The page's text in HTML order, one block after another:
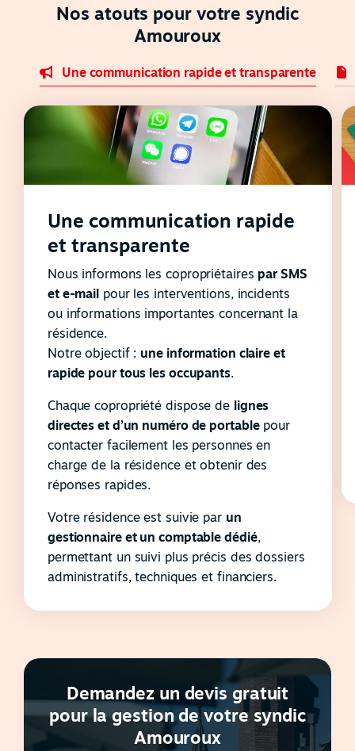
Nos atouts pour votre syndic
Amouroux
Une communication rapide et transparente
Une communication rapide
et transparente
Nous informons les copropriétaires par SMS
et e-mail pour les interventions, incidents
ou informations importantes concernant la
résidence.
Notre objectif : une information claire et
rapide pour tous les occupants.
Chaque copropriété dispose de lignes
directes et d’un numéro de portablepour
contacter facilement les personnes en
charge de la résidence et obtenir des
réponses rapides.
Votre résidence est suivie par un
gestionnaire et un comptable dédié,
permettant un suivi plus précis des dossiers
administratifs, techniques et financiers.
Demandez un devis gratuit
pour la gestion de votre syndic
Amouroux